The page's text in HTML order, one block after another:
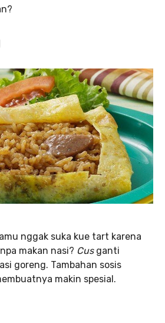
nggak suka kue tart karena
makan nasi? Cusganti
goreng. Tambahan sosis
makin spesial.